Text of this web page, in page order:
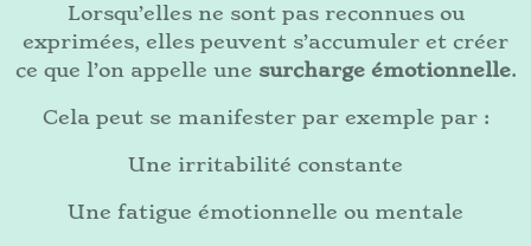
Lorsqu’elles ne sont pas reconnues ou
exprimées, elles peuvent s’accumuler et créer
ce que l’on appelle une surcharge émotionnelle.
Cela peut se manifester par exemple par :
Une irritabilité constante
Une fatigue émotionnelle ou mentale